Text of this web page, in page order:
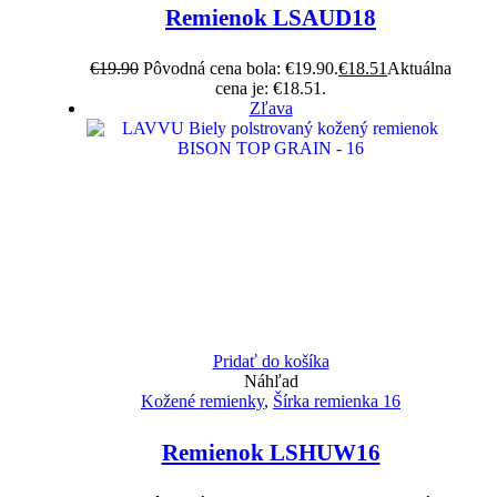
Remienok LSAUD18
€19.90 Pôvodná cena bola: €19.90.€18.51 Aktuálna
cena je: €18.51.
Zľava
Pridať do košíka
Náhľad
Kožené remienky, Šírka remienka 16
Remienok LSHUW16